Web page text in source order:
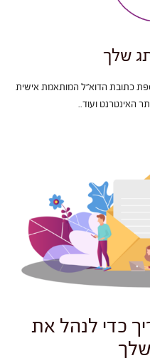
שלך
כתובת הדוא"ל המותאמת אישית
האינטרנט ועוד..
כדי לנהל את